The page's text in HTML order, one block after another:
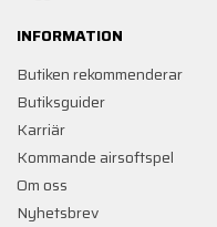
INFORMATION
Butiken rekommenderar
Butiksguider
Karriär
Kommande airsoftspel
Om oss
Nyhetsbrev